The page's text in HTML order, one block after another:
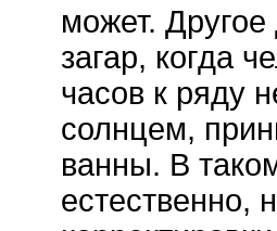
может.
загар, когда
часов к ряду
солнцем,
ванны. В
естественно,